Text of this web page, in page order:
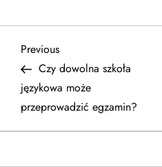
N
a
w
Previous
Post
Previous
Czy dowolna szkoła
językowa może
przeprowadzić egzamin?